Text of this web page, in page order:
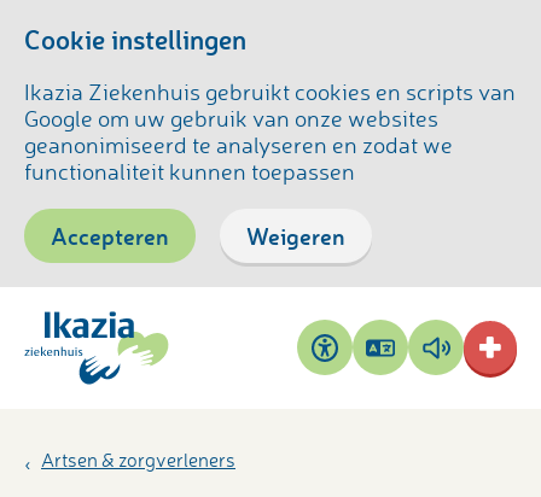
Cookie instellingen
Ikazia Ziekenhuis gebruikt cookies en scripts van
Google om uw gebruik van onze websites
geanonimiseerd te analyseren en zodat we
functionaliteit kunnen toepassen
Accepteren Weigeren
Toegankelijkheid
Pagina
vertalen
Pagina
voorlezen
Artsen & zorgverleners